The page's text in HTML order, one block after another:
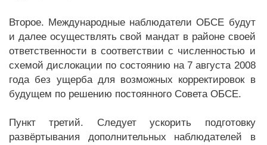
Второе. Международные наблюдатели ОБСЕ будут
и далее осуществлять свой мандат в районе своей
ответственности в соответствии с численностью и
схемой дислокации по состоянию на 7 августа 2008
года без ущерба для возможных корректировок в
будущем по решению постоянного Совета ОБСЕ.
Пункт третий. Следует ускорить подготовку
развёртывания дополнительных наблюдателей в